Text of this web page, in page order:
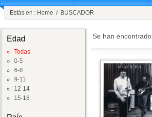
Estás en : Home / BUSCADOR
Edad
Todas
0-5
6-8
9-11
12-14
15-18
Se han encontrado